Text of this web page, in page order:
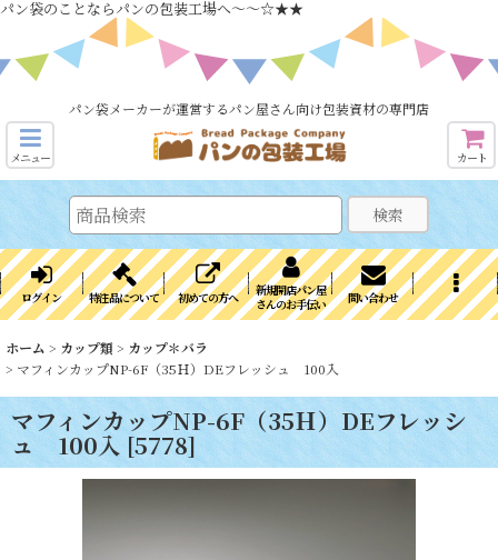
パン袋のことならパンの包装工場へ～～☆★★
パン袋メーカーが運営するパン屋さん向け包装資材の専門店
メニュー カート
検索
ログイン 特注品について 初めての方へ
新規開店パン屋
さんのお手伝い
問い合わせ
ホーム > カップ類> カップ＊バラ
> マフィンカップNP-6F（35Ｈ）DEフレッシュ 100入
マフィンカップNP-6F（35Ｈ）DEフレッシ
ュ 100入 [5778]